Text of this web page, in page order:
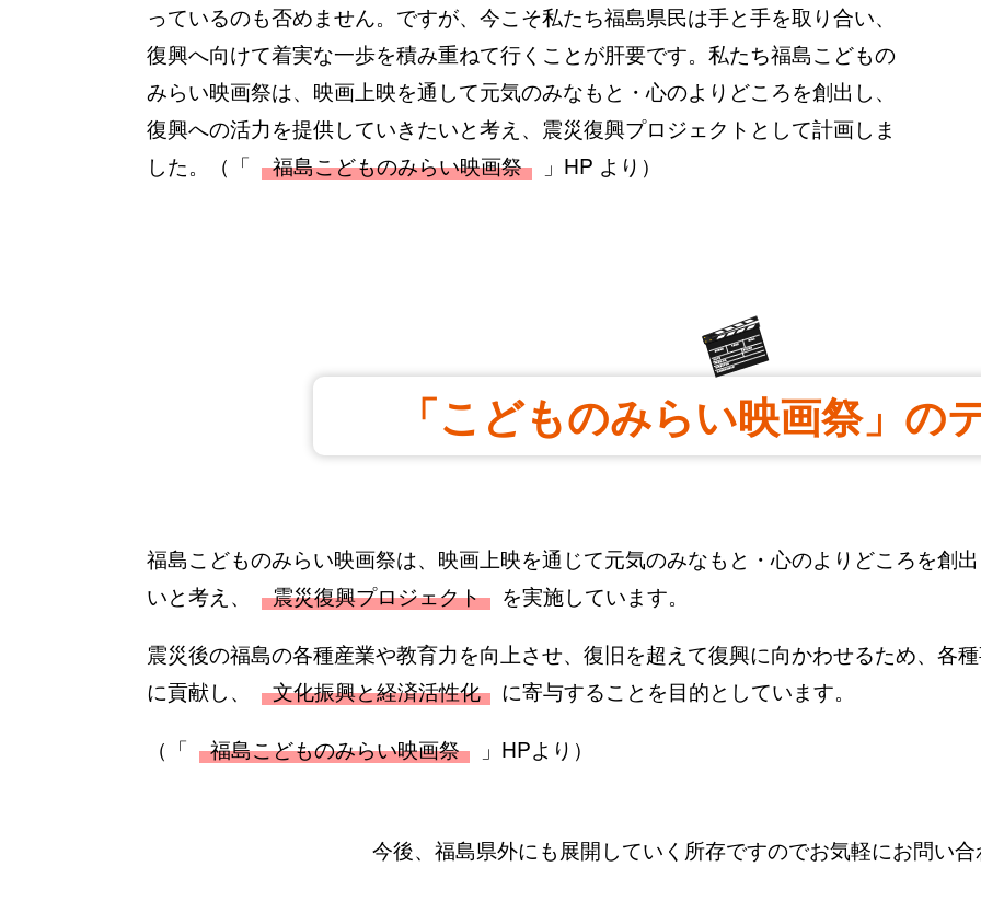
っているのも否めません。ですが、今こそ私たち福島県民は手と手を取り合い、
復興へ向けて着実な一歩を積み重ねて行くことが肝要です。私たち福島こどもの
みらい映画祭は、映画上映を通して元気のみなもと・心のよりどころを創出し、
復興への活力を提供していきたいと考え、震災復興プロジェクトとして計画しま
した。（「
福島こどものみらい映画祭 」HP より）
「こどものみらい映画祭」の
福島こどものみらい映画祭は、映画上映を通じて元気のみなもと・心のよりどころを創
いと考え、
震災復興プロジェクト
を実施しています。
震災後の福島の各種産業や教育力を向上させ、復旧を超えて復興に向かわせるため、各
に貢献し、
文化振興と経済活性化
に寄与することを目的としています。
（「
福島こどものみらい映画祭 」HPより）
今後、福島県外にも展開していく所存ですのでお気軽にお問い